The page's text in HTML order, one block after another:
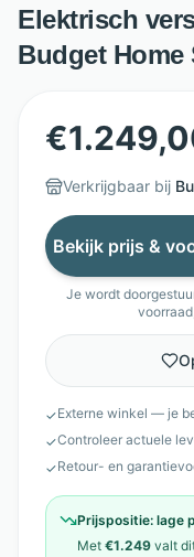
Elektrisch
Budget Home
€
Verkrijgbaar bij
Bekijk prijs &
Je wordt
✓Externe winkel — je
✓Controleer actuele
✓Retour- en
Prijspositie: lage
Met €1.249 valt